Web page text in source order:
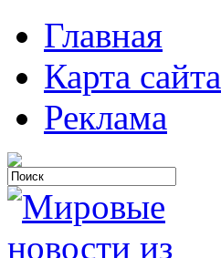
Главная
Карта сайта
Реклама